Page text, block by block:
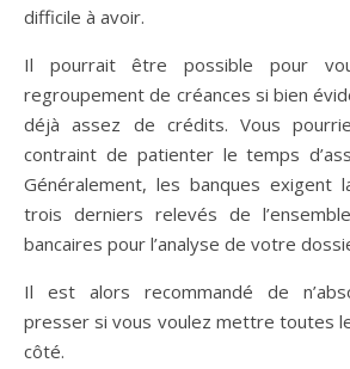
difficile à avoir.
Il pourrait être possible pour
regroupement de créances si bien
déjà assez de crédits. Vous
contraint de patienter le temps
Généralement, les banques exigent
trois derniers relevés de
bancaires pour l’analyse de votre
Il est alors recommandé de
presser si vous voulez mettre toutes
côté.